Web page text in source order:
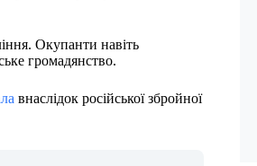
Окупанти навіть
громадянство.
внаслідок російської збройної